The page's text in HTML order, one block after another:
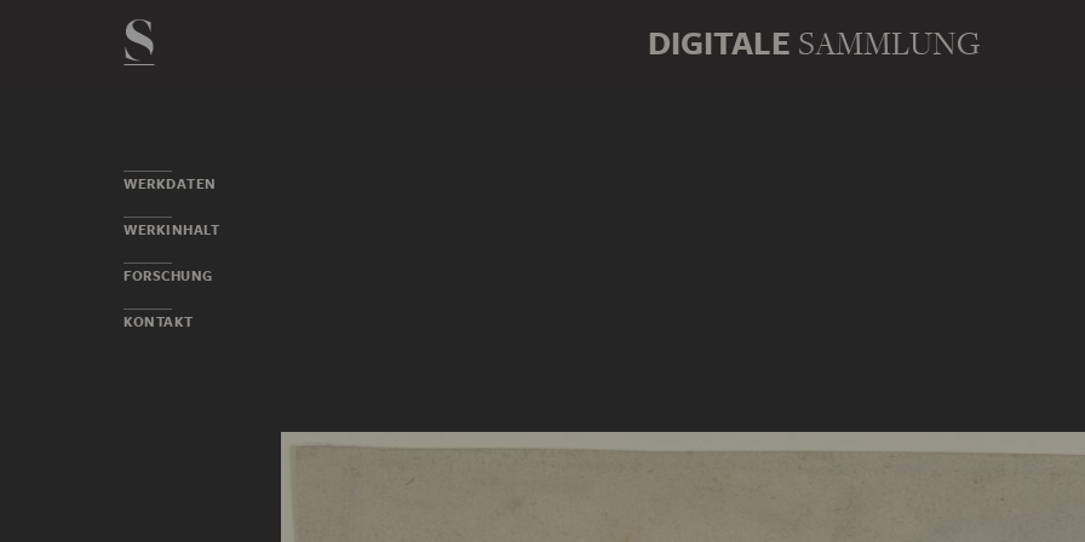
DIGITALE SAMMLUNG
WERKDATEN
WERKINHALT
FORSCHUNG
KONTAKT